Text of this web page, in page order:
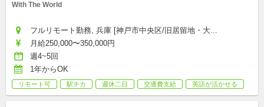
With The World
フルリモート勤務, 兵庫 [神戸市中央区/旧居留地・大...
月給250,000〜350,000円
週4~5回
1年からOK
リモート可 駅チカ 週休二日 交通費支給 英語が活かせる